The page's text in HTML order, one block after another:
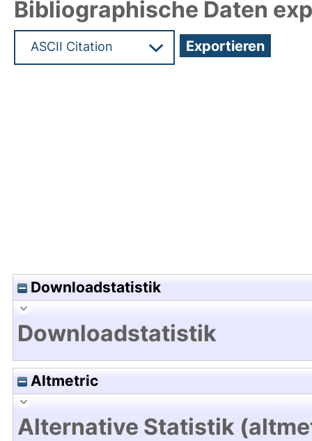
Bibliographische Daten
Downloadstatistik
Downloadstatistik
Altmetric
Alternative Statistik